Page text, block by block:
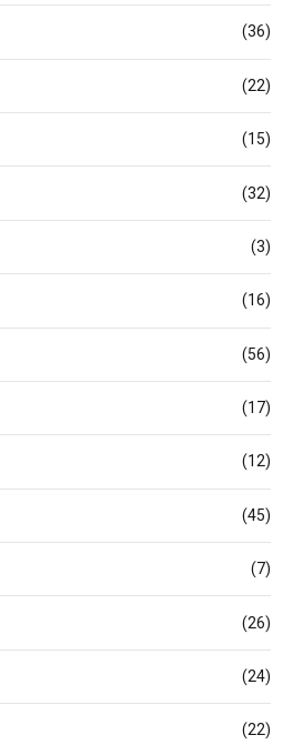
(36)
(22)
(15)
(32)
(3)
(16)
(56)
(17)
(12)
(45)
(7)
(26)
(24)
(22)